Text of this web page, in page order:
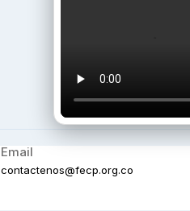
Email
contactenos@fecp.org.co